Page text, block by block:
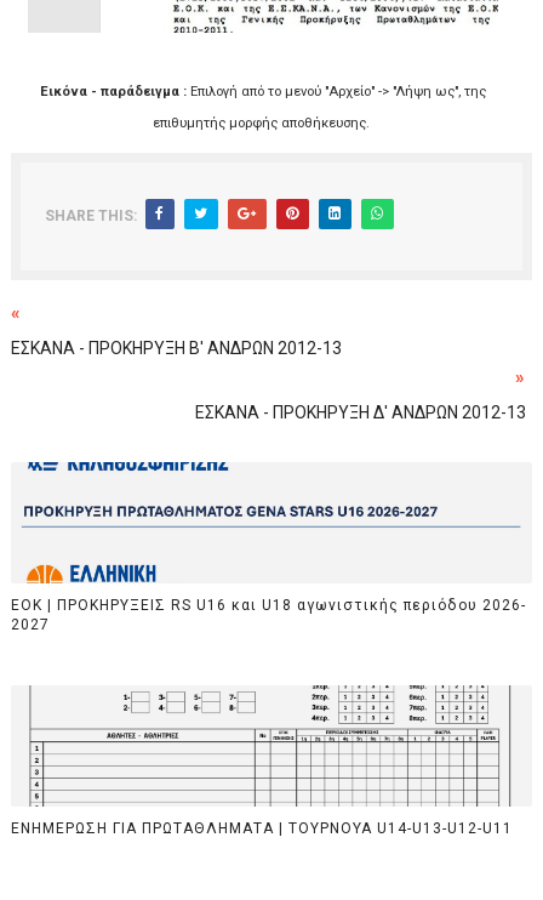
Εικόνα - παράδειγμα :Επιλογή από το μενού "Αρχείο" -> "Λήψη ως", της
επιθυμητής μορφής αποθήκευσης.
SHARE THIS:
«
ΕΣΚΑΝΑ - ΠΡΟΚΗΡΥΞΗ B' ΑΝΔΡΩΝ 2012-13
»
ΕΣΚΑΝΑ - ΠΡΟΚΗΡΥΞΗ Δ' ΑΝΔΡΩΝ 2012-13
EOK | ΠΡΟΚΗΡΥΞΕΙΣ RS U16 και U18 αγωνιστικής περιόδου 2026-
2027
ΕΝΗΜΕΡΩΣΗ ΓΙΑ ΠΡΩΤΑΘΛΗΜΑΤΑ | ΤΟΥΡΝΟΥΑ U14-U13-U12-U11